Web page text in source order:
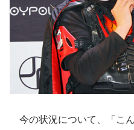
今の状況について、「こ